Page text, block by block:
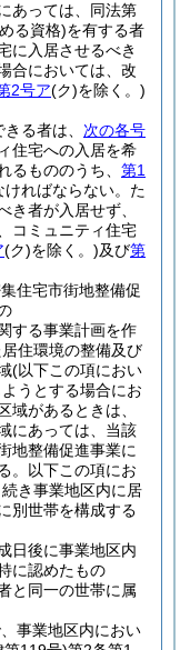
あっては、同法第
る資格)を有する者
に入居させるべき
合においては、改
2号ア(ク)を除く。)
る者は、 次の各号
住宅への入居を希
るもののうち、 第1
ればならない。 た
き者が入居せず、
コミュニティ住宅
(ク)を除く。)及び第
住宅市街地整備促
する事業計画を作
住環境の整備及び
(以下この項におい
うとする場合にお
域があるときは、
にあっては、当該
地整備促進事業に
。以下この項にお
き事業地区内に居
別世帯を構成する
日後に事業地区内
に認めたもの
と同一の世帯に属
事業地区内におい